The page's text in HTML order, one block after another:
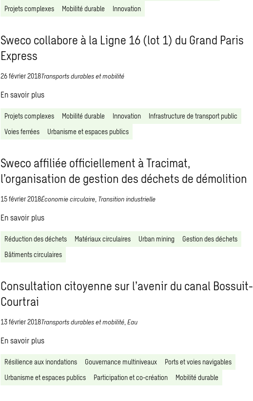
Projets complexes
Mobilité durable Innovation
Sweco collabore à la Ligne 16 (lot 1) du Grand Paris
Express
26 février 2018Transports durables et mobilité
En savoir plus
Projets complexes Mobilité durable Innovation
Infrastructure de transport public
Voies ferrées
Urbanisme et espaces publics
Sweco affiliée officiellement à Tracimat,
l’organisation de gestion des déchets de démolition
15 février 2018Économie circulaire Transition industrielle
En savoir plus
Réduction des déchets Matériaux circulaires Urban mining
Gestion des déchets
Bâtiments circulaires
Consultation citoyenne sur l’avenir du canal Bossuit-
Courtrai
13 février 2018Transports durables et mobilité Eau
En savoir plus
Résilience aux inondations Gouvernance multiniveaux
Ports et voies navigables
Urbanisme et espaces publics
Participation et co-création Mobilité durable